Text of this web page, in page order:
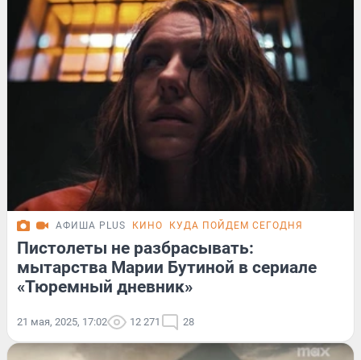
АФИША PLUS КИНО КУДА ПОЙДЕМ СЕГОДНЯ
Пистолеты не разбрасывать:
мытарства Марии Бутиной в сериале
«Тюремный дневник»
21 мая, 2025, 17:02 12 271 28